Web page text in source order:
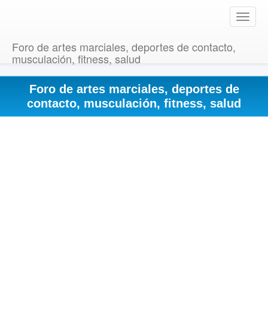
T
o
e
v
Foro de artes marciales, deportes de contacto,
musculación, fitness, salud
Foro de artes marciales, deportes de
contacto, musculación, fitness, salud